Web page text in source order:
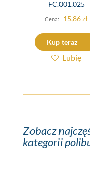
FC.001.025
15,86zł
Kup teraz
Lubię
Zobacz
kategorii